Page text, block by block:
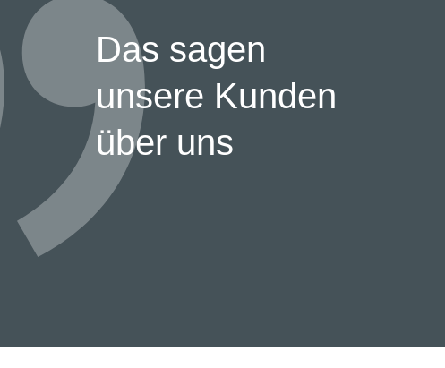
Das sagen
unsere Kunden
über uns